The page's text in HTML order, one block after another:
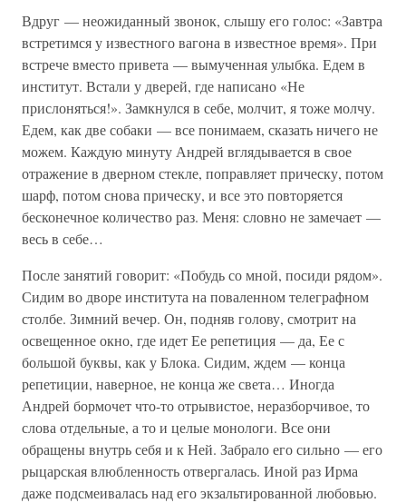
Вдруг — неожиданный звонок, слышу его голос: «Завтра
встретимся у известного вагона в известное время». При
встрече вместо привета — вымученная улыбка. Едем в
институт. Встали у дверей, где написано «Не
прислоняться!». Замкнулся в себе, молчит, я тоже молчу.
Едем, как две собаки — все понимаем, сказать ничего не
можем. Каждую минуту Андрей вглядывается в свое
отражение в дверном стекле, поправляет прическу, потом
шарф, потом снова прическу, и все это повторяется
бесконечное количество раз. Меня: словно не замечает —
весь в себе…
После занятий говорит: «Побудь со мной, посиди рядом».
Сидим во дворе института на поваленном телеграфном
столбе. Зимний вечер. Он, подняв голову, смотрит на
освещенное окно, где идет Ее репетиция — да, Ее с
большой буквы, как у Блока. Сидим, ждем — конца
репетиции, наверное, не конца же света… Иногда
Андрей бормочет что-то отрывистое, неразборчивое, то
слова отдельные, а то и целые монологи. Все они
обращены внутрь себя и к Ней. Забрало его сильно — его
рыцарская влюбленность отвергалась. Иной раз Ирма
даже подсмеивалась над его экзальтированной любовью.